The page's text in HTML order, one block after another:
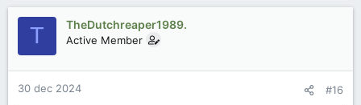
T TheDutchreaper1989.
Active Member
30 dec 2024 #16